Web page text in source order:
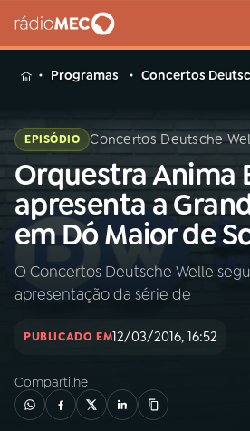
MENU
Buscar
na
Rádio
MEC
Buscar
Início
INÍCIO
02A RÁDIO
Programas Concertos
EPISÓDIO Concertos Deutsche
Orquestra Anima
apresenta a
em Dó Maior de
O Concertos Deutsche Welle
apresentação da série de
PUBLICADO EM12/03/2016, 16:52
Compartilhe